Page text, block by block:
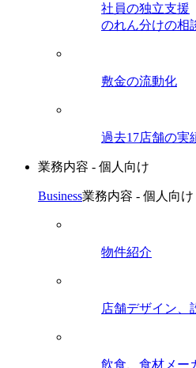
社員の独立支援
のれん分けの相
敷金の流動化
過去17店舗の実
業務内容 - 個人向け
Business業務内容 - 個人向け
物件紹介
店舗デザイン、
飲食、食材メー